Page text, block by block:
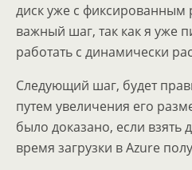
диск уже с фиксированным
важный шаг, так как я уже
работать с динамически
Следующий шаг, будет
путем увеличения его
было доказано, если взять
время загрузки в Azure